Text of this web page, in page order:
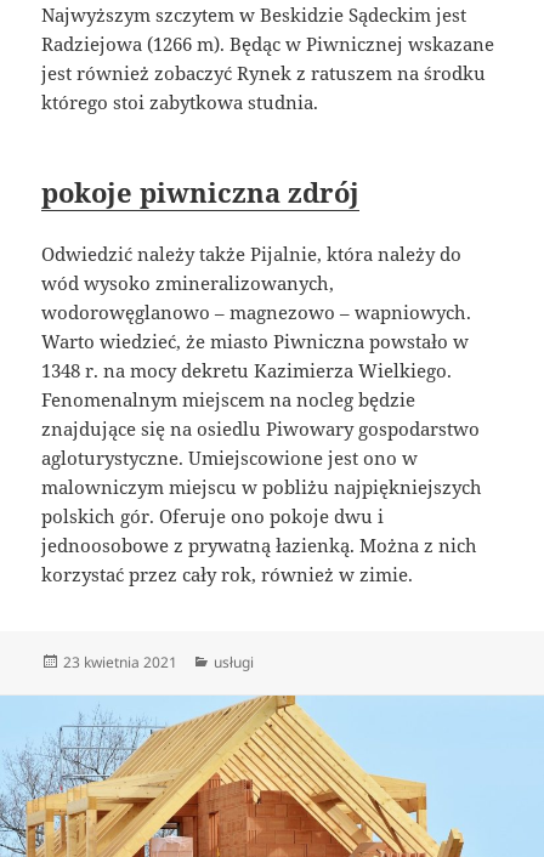
Najwyższym szczytem w Beskidzie Sądeckim jest
Radziejowa (1266 m). Będąc w Piwnicznej wskazane
jest również zobaczyć Rynek z ratuszem na środku
którego stoi zabytkowa studnia.
pokoje piwniczna zdrój
Odwiedzić należy także Pijalnie, która należy do
wód wysoko zmineralizowanych,
wodorowęglanowo – magnezowo – wapniowych.
Warto wiedzieć, że miasto Piwniczna powstało w
1348 r. na mocy dekretu Kazimierza Wielkiego.
Fenomenalnym miejscem na nocleg będzie
znajdujące się na osiedlu Piwowary gospodarstwo
agloturystyczne. Umiejscowione jest ono w
malowniczym miejscu w pobliżu najpiękniejszych
polskich gór. Oferuje ono pokoje dwu i
jednoosobowe z prywatną łazienką. Można z nich
korzystać przez cały rok, również w zimie.
Data
23 kwietnia 2021 Kategorie
usługi